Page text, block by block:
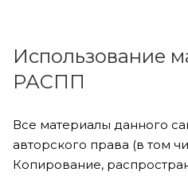
Использование
РАСПП
Все материалы данного
авторского права (в том
Копирование,